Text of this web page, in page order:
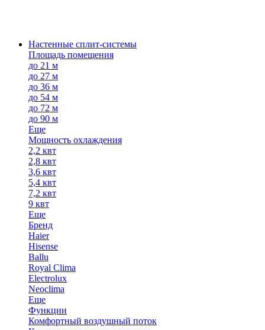
Настенные сплит-системы
Площадь помещения
до 21 м
до 27 м
до 36 м
до 54 м
до 72 м
до 90 м
Еще
Мощность охлаждения
2,2 квт
2,8 квт
3,6 квт
5,4 квт
7,2 квт
9 квт
Еще
Бренд
Haier
Hisense
Ballu
Royal Clima
Electrolux
Neoclima
Еще
Функции
Комфортный воздушный поток